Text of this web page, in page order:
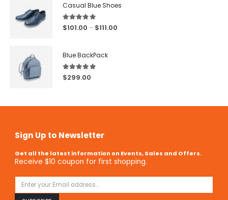
Casual Blue Shoes
5.00 out of 5
$101.00 – $111.00
Blue BackPack
5.00out of 5
$299.00
Sign Up to Newsletter
Get all the latest information on Events, Sales and Offers.
Receive $10 coupon for first shopping.